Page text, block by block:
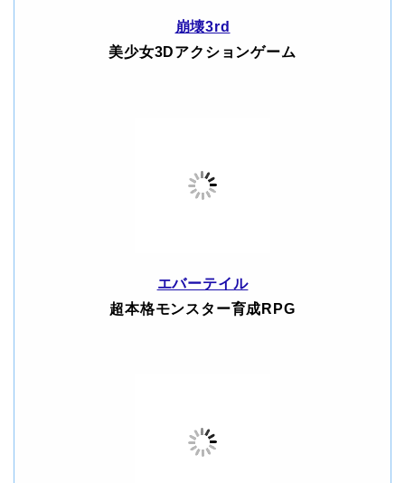
崩壊3rd
美少女3Dアクションゲーム
エバーテイル
超本格モンスター育成RPG